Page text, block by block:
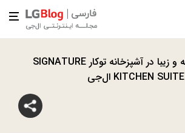
طراحی استادانه‌ و زیبا در آشپزخانه توکار SIGNATURE
KITCHEN SUITE ال‌جی